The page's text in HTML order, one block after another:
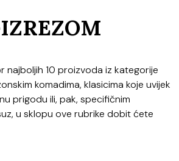
najboljih 10 proizvoda iz kategorije
komadima, klasicima koje uvijek
prigodu ili, pak, specifičnim
u sklopu ove rubrike dobit ćete